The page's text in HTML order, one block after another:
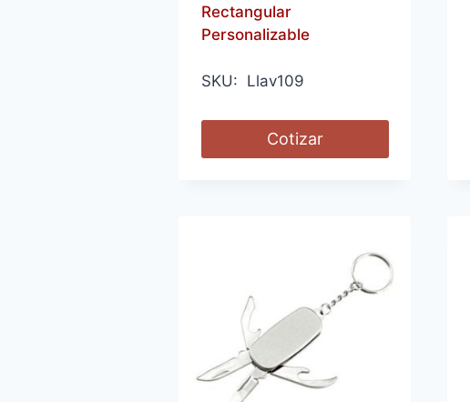
Rectangular
Personalizable
SKU: Llav109
Cotizar